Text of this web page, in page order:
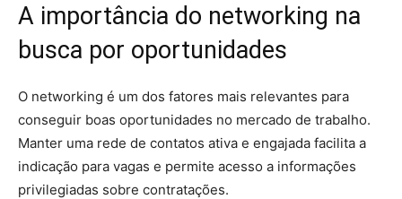
A importância do networking na
busca por oportunidades
O networking é um dos fatores mais relevantes para
conseguir boas oportunidades no mercado de trabalho.
Manter uma rede de contatos ativa e engajada facilita a
indicação para vagas e permite acesso a informações
privilegiadas sobre contratações.